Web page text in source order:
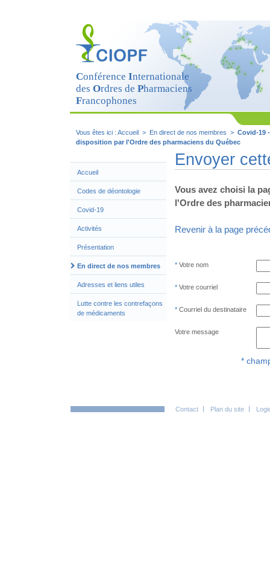
Conférence Internationale
des Ordres de Pharmaciens
Francophones
Vous êtes ici : Accueil > En direct de nos membres > Covid-19
disposition par l'Ordre des pharmaciens du Québec
Accueil
Codes de déontologie
Covid-19
Activités
Présentation
En direct de nos membres
Adresses et liens utiles
Lutte contre les contrefaçons
de médicaments
Envoyer
Vous avez choisi la
l'Ordre des
Revenir à la page
Votre nom
Votre courriel
Courriel du destinataire
Votre message
*
Contact Plan du site